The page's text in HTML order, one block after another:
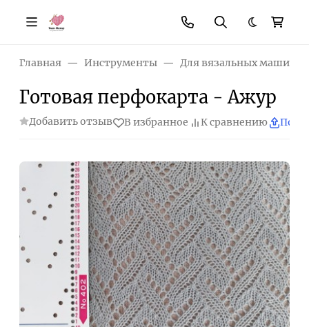
Темная
Главная Инструменты Для вязальных машин
Готовая перфокарта - Ажур
Добавить отзыв В избранное К сравнению